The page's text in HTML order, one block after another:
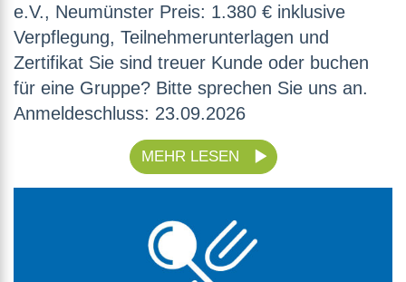
e.V., Neumünster Preis: 1.380 € inklusive
Verpflegung, Teilnehmerunterlagen und
Zertifikat Sie sind treuer Kunde oder buchen
für eine Gruppe? Bitte sprechen Sie uns an.
Anmeldeschluss: 23.09.2026
MEHR LESEN